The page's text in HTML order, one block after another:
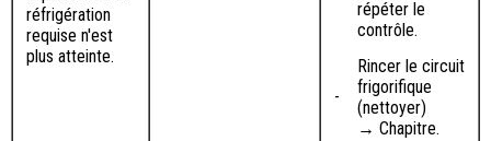
réfrigération
requise n'est
plus atteinte.
répéter le
contrôle.
-
Rincer le circuit
frigorifique
(nettoyer)
→ Chapitre.